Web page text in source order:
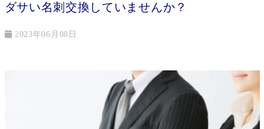
ダサい名刺交換していませんか？
2023年06月08日